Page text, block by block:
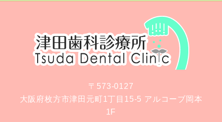
〒573-0127
大阪府枚方市津田元町1丁目15-5 アルコーブ岡本
1F